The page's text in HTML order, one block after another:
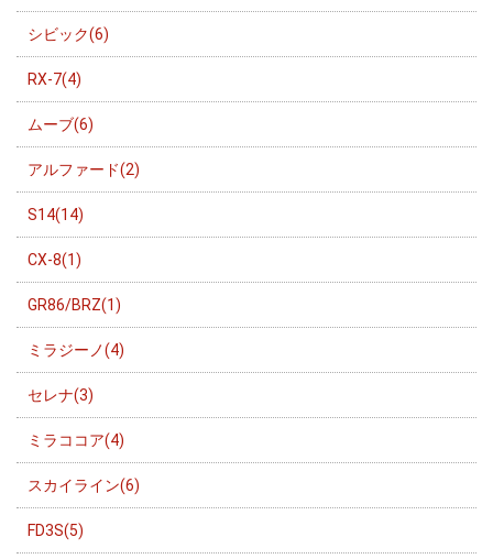
シビック(6)
RX-7(4)
ムーブ(6)
アルファード(2)
S14(14)
CX-8(1)
GR86/BRZ(1)
ミラジーノ(4)
セレナ(3)
ミラココア(4)
スカイライン(6)
FD3S(5)